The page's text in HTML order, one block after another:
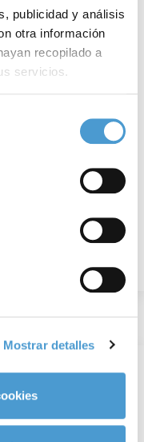
publicidad y análisis
otra información
recopilado a
servicios.
Mostrar detalles